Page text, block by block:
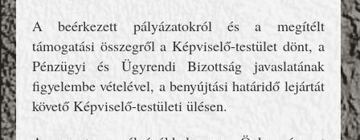
A beérkezett pályázatokról és a megítélt
támogatási összegről a Képviselő-testület dönt, a
Pénzügyi és Ügyrendi Bizottság javaslatának
figyelembe vételével, a benyújtási határidő lejártát
követő Képviselő-testületi ülésen.